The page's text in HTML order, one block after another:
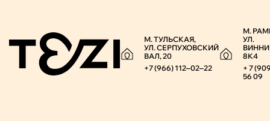
М. ТУЛЬСКАЯ,
УЛ. СЕРПУХОВСКИЙ
ВАЛ, 20
+7 (966) 112‒02‒22
М.
УЛ.
8К4
+ 7
56 09